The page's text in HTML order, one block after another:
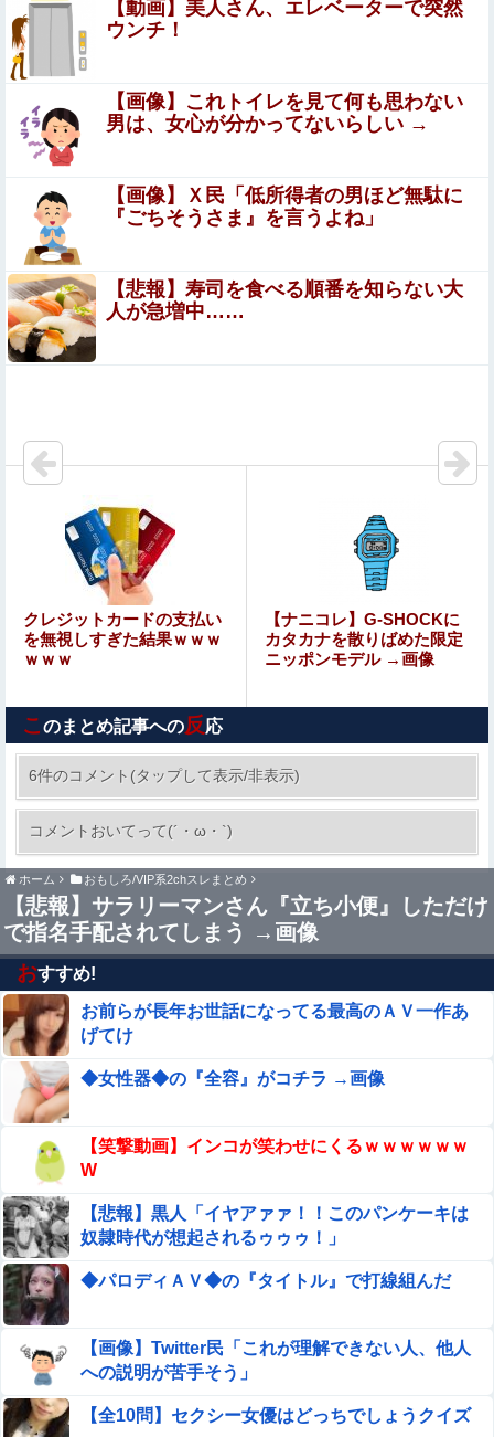
嫁(35)「不妊治療のために仕事辞める」俺「家で何する
の？」←この返しに嫁がキレた
【悲報】 幻影旅団の団長さん、激太りすると全てが台無し
になる
【二次】 銀髪女子しか勝たんｗｗ可愛すぎる画像まとめ
【動画】ジャンポケ斉藤さん、懲役7年の求刑受けたあと
のTikTokライブ配信がヤバすぎると話題に
wwwwwwwwwwwwwwwwwwww
よだももに連絡して髪型を決めてもらうあやめんとれ
んたん可愛い！！！【乃木坂46】
【悲報】クマ駆除で町役場に抗議電話殺到…職員「業務に
【終了？】高市フィーバー、一転して”高市ショック”へ…
支持率も市場も急降下ｗｗｗｗｗｗｗｗ
離婚調停中のトメ発言「躾のなってない嫁に虐げられる息
子が可哀想で可哀想で。私達夫婦は夜も眠れず主人は心臓
病で倒れた。嫁子はヒトゴロシだ。逮捕して欲しい」
【艦これ】リアイベコラボって良いよね・・・
【画像】 JCさん、マックで“胸元ぽっかり”服で谷間全
開！スマホで盗撮されてシコられるｗｗｗ
「踊る大捜査線」新作映画に声優4人出演！！！
他
【画像】 こういう『横乳』が見える服装ｗｗｗｗｗｗｗｗ
ｗｗｗｗ
【画像】 山之内すず、お●ぱいが聳え立つｗｗｗｗｗｗｗ
ｗ
【画像】 オタサーの姫、大集合させたったｗｗｗｗｗｗｗ
ｗｗｗ
【動画】メガネデブ、めちゃスムーズに無銭飲食してしま
うｗｗｗｗ
【画像】 ビキニギャルさん、とんでもない日焼け跡を
見せてしまうｗｗｗ
河出奈都美アナ ノースリーブが透ける！！
栗原もみじ、ヌード写真集がエロい！ミスアサ芸2026審査
員特別賞の乳首、最高！！
【衝撃映像】男子中学生・銃乱射事件（7人死亡、23人負
傷）の新たな画像・動画、さすがに怖すぎる…
【呪術廻戦】 簡易領域が実はどういうもんなのか分かって
ないんだが
【動画】美人さん、エレベーターで突然
ウンチ！
【画像】これトイレを見て何も思わない
男は、女心が分かってないらしい →
【画像】Ｘ民「低所得者の男ほど無駄に
『ごちそうさま』を言うよね」
【悲報】寿司を食べる順番を知らない大
人が急増中……
クレジットカードの支払い
を無視しすぎた結果ｗｗｗ
ｗｗｗ
【ナニコレ】G-SHOCKに
カタカナを散りばめた限定
ニッポンモデル →画像
こ のまとめ記事への反応
6件のコメント(タップして表示/非表示)
コメントおいてって(´・ω・`)
ホーム おもしろ/VIP系2chスレまとめ
【悲報】サラリーマンさん『立ち小便』しただけ
で指名手配されてしまう →画像
おすすめ!
お前らが長年お世話になってる最高のＡＶ一作あ
げてけ
◆女性器◆の『全容』がコチラ →画像
【笑撃動画】インコが笑わせにくるｗｗｗｗｗｗ
W
【悲報】黒人「イヤアァァ！！このパンケーキは
奴隷時代が想起されるゥゥゥ！」
◆パロディＡＶ◆の『タイトル』で打線組んだ
【画像】Twitter民「これが理解できない人、他人
への説明が苦手そう」
【全10問】セクシー女優はどっちでしょうクイズ